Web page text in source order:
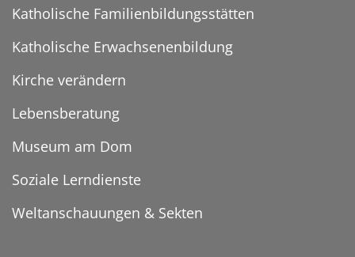
Katholische Familienbildungsstätten
Katholische Erwachsenenbildung
Kirche verändern
Lebensberatung
Museum am Dom
Soziale Lerndienste
Weltanschauungen & Sekten